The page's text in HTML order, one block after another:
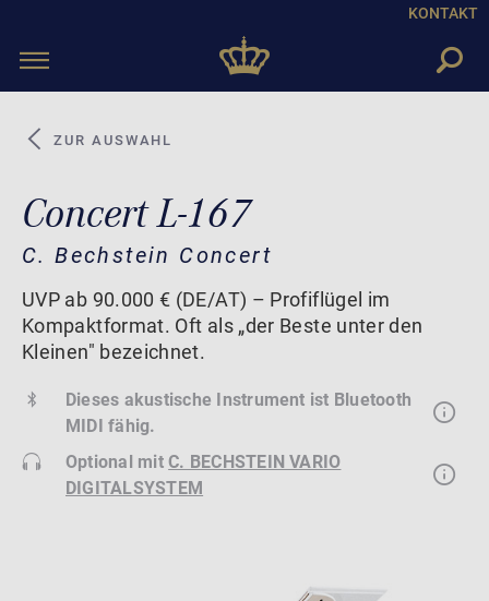
KONTAKT
Toggle
ZUR AUSWAHL
Concert L-167
C. Bechstein Concert
UVP ab 90.000 € (DE/AT) – Profiflügel im
Kompaktformat. Oft als „der Beste unter den
Kleinen" bezeichnet.
Dieses akustische Instrument ist Bluetooth
MIDI fähig.
Optional mitC. BECHSTEIN VARIO
DIGITALSYSTEM